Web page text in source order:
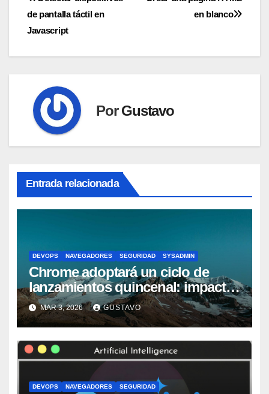
de
entradas
en blanco
de pantalla táctil en
Javascript
PorGustavo
Entrada relacionada
DEVOPS NAVEGADORES SEGURIDAD SYSADMIN
Chrome adoptará un ciclo de
lanzamientos quincenal: impacto
operativo para equipos SysAdmin
y DevOps
MAR 3, 2026 GUSTAVO
DEVOPS NAVEGADORES SEGURIDAD